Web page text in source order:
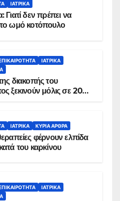
ΙΑΤΡΙΚΆ
Γιατί δεν πρέπει να
ωμό κοτόπουλο
ΙΑΤΡΙΚΆ
διακοπής του
ξεκινούν μόλις σε 20
ΙΑΤΡΙΚΆ ΚΥΡΙΑ ΑΡΘΡΑ
φέρνουν ελπίδα
του καρκίνου
ΙΑΤΡΙΚΆ